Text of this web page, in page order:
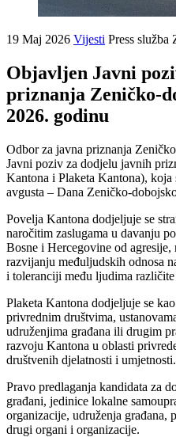
19 Maj 2026 Vijesti Press služba
Objavljen Javni
priznanja Zeničko-
2026. godinu
Odbor za javna priznanja
Javni poziv za dodjelu javnih
Kantona i Plaketa Kantona),
avgusta – Dana Zeničko-
Povelja Kantona dodjeljuje se
naročitim zaslugama u davanju
Bosne i Hercegovine od agresije,
razvijanju međuljudskih odnosa
i toleranciji među ljudima
Plaketa Kantona dodjeljuje se
privrednim društvima,
udruženjima građana ili drugim
razvoju Kantona u oblasti
društvenih djelatnosti i umjetnosti.
Pravo predlaganja kandidata za
građani, jedinice lokalne
organizacije, udruženja građana,
drugi organi i organizacije.